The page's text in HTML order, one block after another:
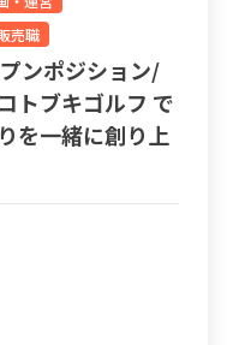
売職
ンポジション/
トブキゴルフ で
を一緒に創り上